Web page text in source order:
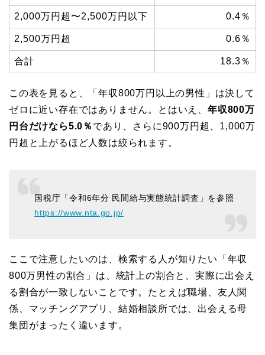
2,000万円超〜2,500万円以下 0.4％
2,500万円超 0.6％
合計 18.3％
この表を見ると、「年収800万円以上の男性」は決して
ゼロに近い存在ではありません。とはいえ、 年収800万
円台だけなら5.0％ であり、さらに900万円超、1,000万
円超と上がるほど人数は絞られます。
国税庁「令和6年分 民間給与実態統計調査」を参照
https://www.nta.go.jp/
ここで注意したいのは、検索する人が知りたい「年収
800万男性の割合」は、統計上の割合と、実際に出会え
る割合が一致しないことです。たとえば職場、友人関
係、マッチングアプリ、結婚相談所では、出会える母
集団がまったく違います。